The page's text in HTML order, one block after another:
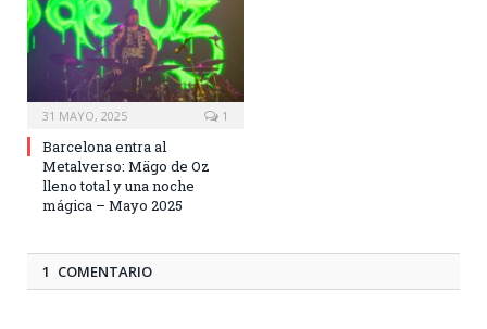
31 MAYO, 2025 1
Barcelona entra al
Metalverso: Mägo de Oz
lleno total y una noche
mágica – Mayo 2025
1 COMENTARIO